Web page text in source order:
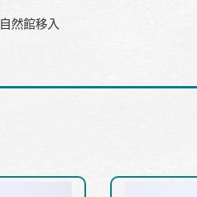
自然館移入